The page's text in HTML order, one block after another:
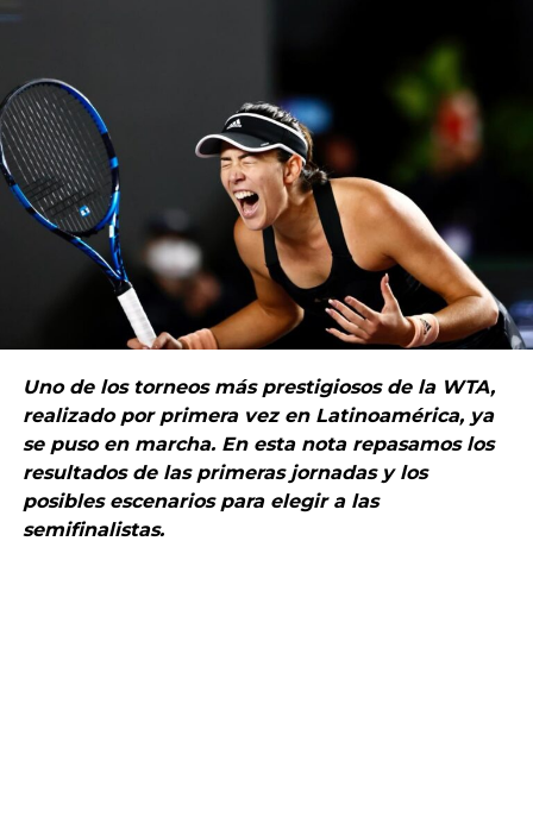
Uno de los torneos más prestigiosos de la WTA,
realizado por primera vez en Latinoamérica, ya
se puso en marcha. En esta nota repasamos los
resultados de las primeras jornadas y los
posibles escenarios para elegir a las
semifinalistas.